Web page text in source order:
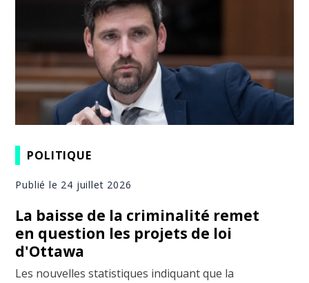
POLITIQUE
Publié le 24 juillet 2026
La baisse de la criminalité remet
en question les projets de loi
d'Ottawa
Les nouvelles statistiques indiquant que la